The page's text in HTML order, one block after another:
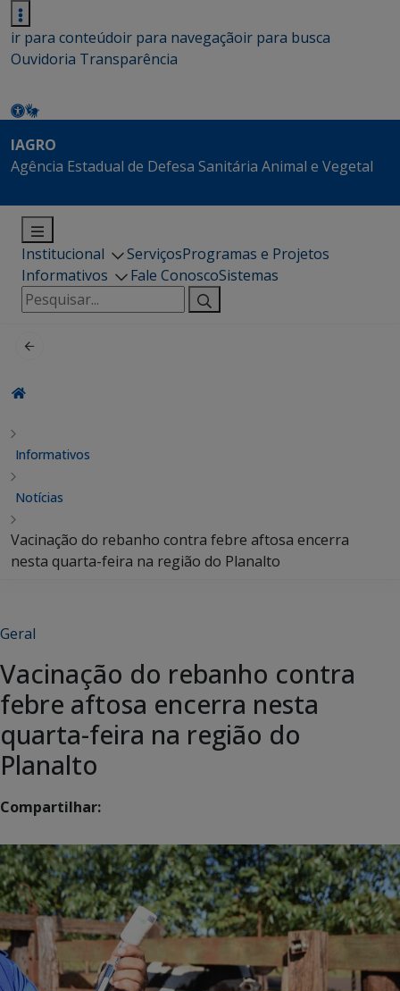
ir para conteúdoir para navegaçãoir para busca
Ouvidoria Transparência
IAGRO
Agência Estadual de Defesa Sanitária Animal e Vegetal
Institucional ServiçosProgramas e Projetos
Informativos
Fale ConoscoSistemas
Pesquisar
por:
Informativos
Notícias
Vacinação do rebanho contra febre aftosa encerra
nesta quarta-feira na região do Planalto
Geral
Vacinação do rebanho contra
febre aftosa encerra nesta
quarta-feira na região do
Planalto
Compartilhar: